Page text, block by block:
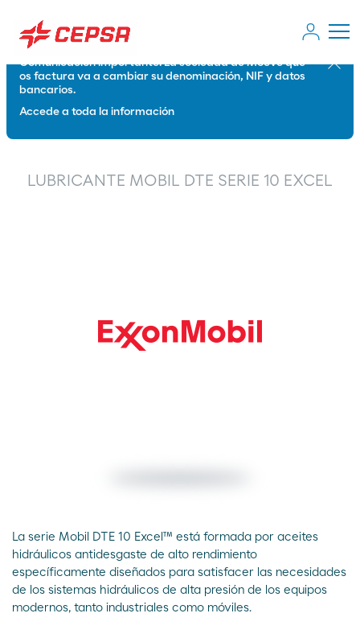
Comunicación importante: La sociedad de Moeve que
os factura va a cambiar su denominación, NIF y datos
bancarios.
Accede a toda la información
Cerrar
LUBRICANTE MOBIL DTE SERIE 10 EXCEL
La serie Mobil DTE 10 Excel™ está formada por aceites
hidráulicos antidesgaste de alto rendimiento
específicamente diseñados para satisfacer las necesidades
de los sistemas hidráulicos de alta presión de los equipos
modernos, tanto industriales como móviles.